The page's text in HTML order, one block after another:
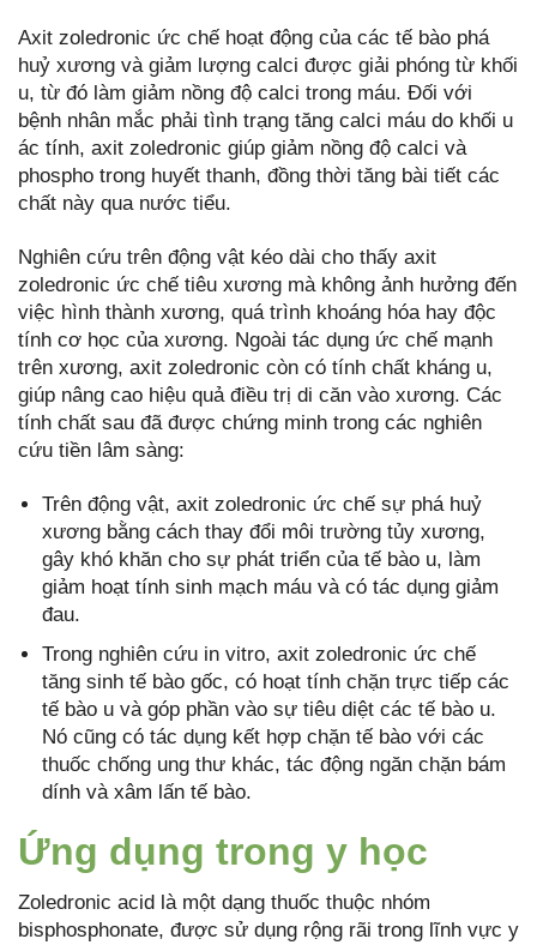
Axit zoledronic ức chế hoạt động của các tế bào phá
huỷ xương và giảm lượng calci được giải phóng từ khối
u, từ đó làm giảm nồng độ calci trong máu. Đối với
bệnh nhân mắc phải tình trạng tăng calci máu do khối u
ác tính, axit zoledronic giúp giảm nồng độ calci và
phospho trong huyết thanh, đồng thời tăng bài tiết các
chất này qua nước tiểu.
Nghiên cứu trên động vật kéo dài cho thấy axit
zoledronic ức chế tiêu xương mà không ảnh hưởng đến
việc hình thành xương, quá trình khoáng hóa hay độc
tính cơ học của xương. Ngoài tác dụng ức chế mạnh
trên xương, axit zoledronic còn có tính chất kháng u,
giúp nâng cao hiệu quả điều trị di căn vào xương. Các
tính chất sau đã được chứng minh trong các nghiên
cứu tiền lâm sàng:
Trên động vật, axit zoledronic ức chế sự phá huỷ
xương bằng cách thay đổi môi trường tủy xương,
gây khó khăn cho sự phát triển của tế bào u, làm
giảm hoạt tính sinh mạch máu và có tác dụng giảm
đau.
Trong nghiên cứu in vitro, axit zoledronic ức chế
tăng sinh tế bào gốc, có hoạt tính chặn trực tiếp các
tế bào u và góp phần vào sự tiêu diệt các tế bào u.
Nó cũng có tác dụng kết hợp chặn tế bào với các
thuốc chống ung thư khác, tác động ngăn chặn bám
dính và xâm lấn tế bào.
Ứng dụng trong y học
Zoledronic acid là một dạng thuốc thuộc nhóm
bisphosphonate, được sử dụng rộng rãi trong lĩnh vực y